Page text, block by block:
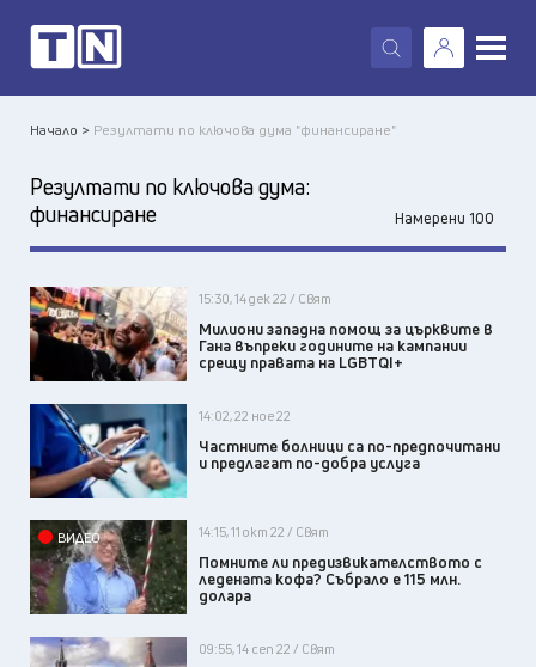
X
Начало > Резултати по ключова дума "финансиране"
Резултати по ключова дума:
финансиране
Намерени 100
15:30, 14 дек 22 / Свят
Милиони западна помощ за църквите в
Гана въпреки годините на кампании
срещу правата на LGBTQI+
14:02, 22 ное 22
Частните болници са по-предпочитани
и предлагат по-добра услуга
ВИДЕО 14:15, 11 окт 22 / Свят
Помните ли предизвикателството с
ледената кофа? Събрало е 115 млн.
долара
09:55, 14 сеп 22 / Свят